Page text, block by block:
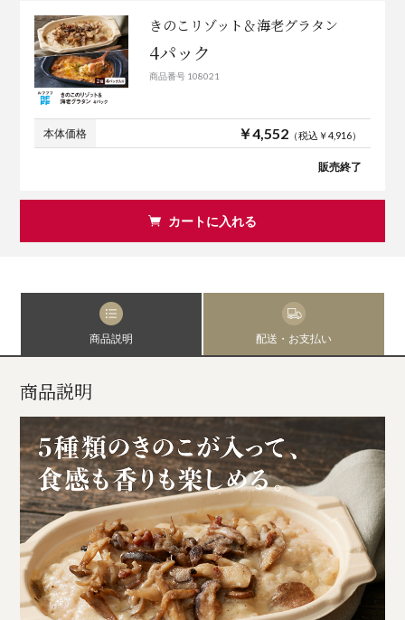
きのこリゾット＆海老グラタン
4パック
商品番号 108021
本体価格 ￥4,552（税込￥4,916）
販売終了
カートに入れる
商品説明 配送・お支払い
商品説明